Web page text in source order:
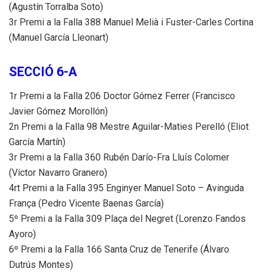
(Agustín Torralba Soto)
3r Premi a la Falla 388 Manuel Melià i Fuster-Carles Cortina
(Manuel García Lleonart)
SECCIÓ 6-A
1r Premi a la Falla 206 Doctor Gómez Ferrer (Francisco
Javier Gómez Morollón)
2n Premi a la Falla 98 Mestre Aguilar-Maties Perelló (Eliot
García Martín)
3r Premi a la Falla 360 Rubén Darío-Fra Lluís Colomer
(Víctor Navarro Granero)
4rt Premi a la Falla 395 Enginyer Manuel Soto – Avinguda
França (Pedro Vicente Baenas García)
5º Premi a la Falla 309 Plaça del Negret (Lorenzo Fandos
Ayoro)
6º Premi a la Falla 166 Santa Cruz de Tenerife (Álvaro
Dutrús Montes)